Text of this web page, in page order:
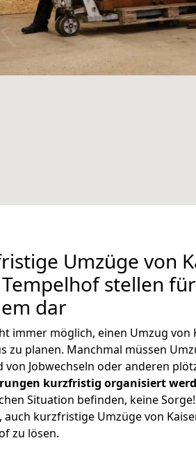
Umzüge von
stellen
dar
immer möglich, einen Umzug von
zu planen. Manchmal müssen
von Jobwechseln oder anderen
kurzfristig organisiert
Situation befinden, keine
auch kurzfristige Umzüge von
zu lösen.